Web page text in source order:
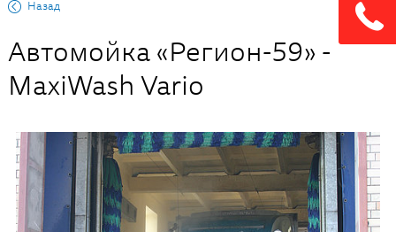
Назад
Автомойка «Регион-59» -
MaxiWash Vario